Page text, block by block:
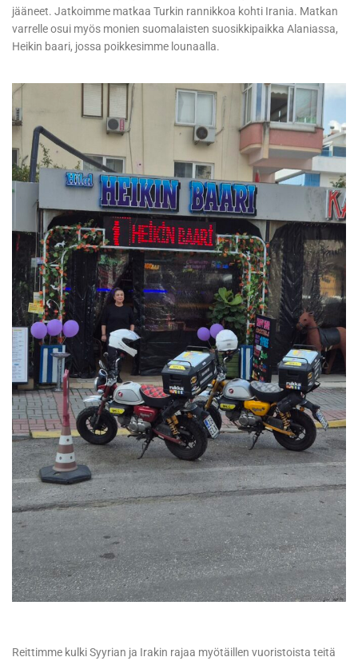
jääneet. Jatkoimme matkaa Turkin rannikkoa kohti Irania. Matkan
varrelle osui myös monien suomalaisten suosikkipaikka Alaniassa,
Heikin baari, jossa poikkesimme lounaalla.
Reittimme kulki Syyrian ja Irakin rajaa myötäillen vuoristoista teitä